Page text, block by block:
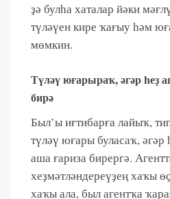
ҙә булһа хаталар йәки
түләүен кире ҡағыу һәм
мөмкин.
Түләү юғарыраҡ, әгәр һеҙ
бирә
Был’ы иғтибарға лайыҡ,
түләү юғары буласаҡ, әгәр
аша ғариза бирергә.
хеҙмәтләндереүҙең хаҡы
хаҡы ала, был агентҡа